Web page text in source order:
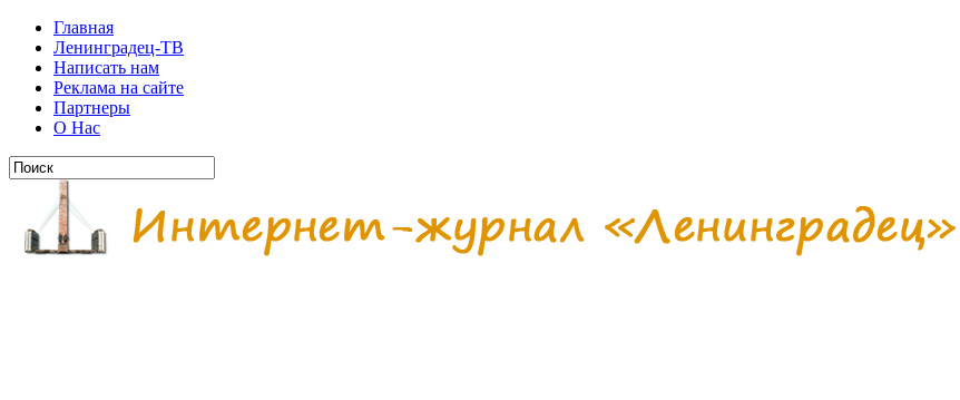
Главная
Ленинградец-ТВ
Написать нам
Реклама на сайте
Партнеры
О Нас